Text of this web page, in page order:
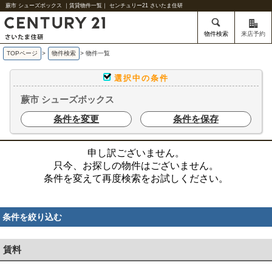
蕨市 シューズボックス ｜賃貸物件一覧｜ センチュリー21 さいたま住研
物件検索 来店予約
TOPページ > 物件検索 > 物件一覧
選択中の条件
蕨市 シューズボックス
条件を変更
条件を保存
申し訳ございません。
只今、お探しの物件はございません。
条件を変えて再度検索をお試しください。
条件を絞り込む
賃料